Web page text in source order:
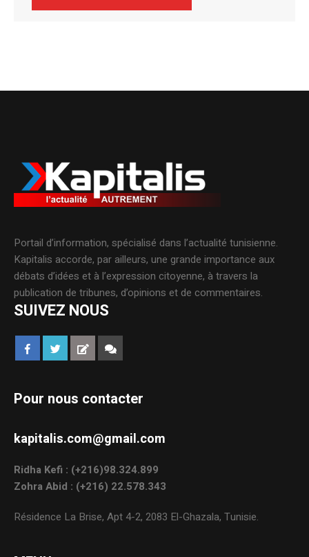
Portail d’information, spécialisé dans l’actualité tunisienne.
Kapitalis accorde, par ailleurs, une grande importance aux
débats d’idées et à l’expression citoyenne, à travers la
publication de tribunes, d’opinions et de commentaires.
SUIVEZ NOUS
Pour nous contacter
kapitalis.com@gmail.com
Ridha Kefi : (+216)98.324.899
Zohra Abid : (+216) 22.578.343
Résidence La Brise, Apt 4-2, 2083 El-Ghazala, Tunisie.